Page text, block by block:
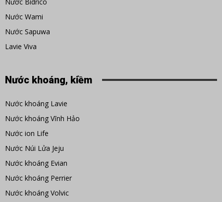
Nước Wami
Nước Sapuwa
Lavie Viva
Nước khoáng, kiềm
Nước khoáng Lavie
Nước khoáng Vĩnh Hảo
Nước ion Life
Nước Núi Lửa Jeju
Nước khoáng Evian
Nước khoáng Perrier
Nước khoáng Volvic